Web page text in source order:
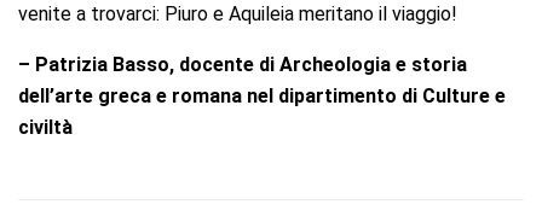
venite a trovarci: Piuro e Aquileia meritano il viaggio!
– Patrizia Basso, docente di Archeologia e storia
dell’arte greca e romana nel dipartimento di Culture e
civiltà